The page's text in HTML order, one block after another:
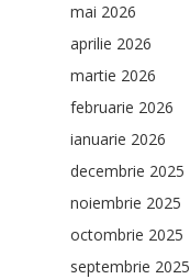
mai 2026
aprilie 2026
martie 2026
februarie 2026
ianuarie 2026
decembrie 2025
noiembrie 2025
octombrie 2025
septembrie 2025